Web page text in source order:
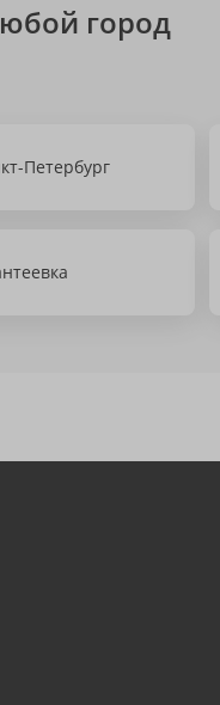
город
Петербург